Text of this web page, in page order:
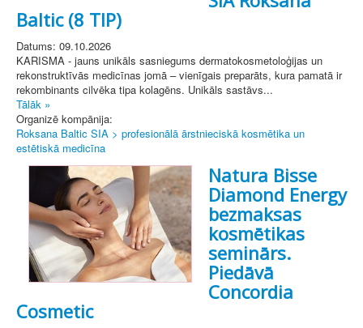
Baltic (8 TIP)
Datums: 09.10.2026
KARISMA - jauns unikāls sasniegums dermatokosmetoloģijas un
rekonstruktīvās medicīnas jomā – vienīgais preparāts, kura pamatā ir
rekombinants cilvēka tipa kolagēns. Unikāls sastāvs...
Tālāk »
Organizē kompānija:
Roksana Baltic SIA > profesionālā ārstnieciskā kosmētika un
estētiskā medicīna
Natura Bisse
Diamond Energy
bezmaksas
kosmētikas
seminārs.
Piedāvā
Concordia
Cosmetic